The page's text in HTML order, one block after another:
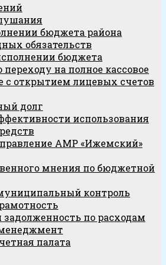
бюджета района
обязательств
бюджета
на полное кассовое
с открытием лицевых счетов
долг
использования
АМР «Ижемский»
мнения по бюджетной
контроль
задолженность по расходам
палата